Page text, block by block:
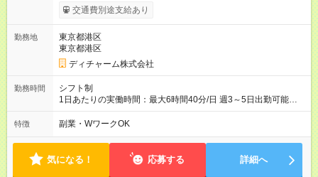
給与は本採用時と同じです。
交通費別途支給あり
勤務地
東京都港区
東京都港区
ディチャーム株式会社
勤務時間
シフト制
1日あたりの実働時間：最大6時間40分/日 週3～5日出勤可能な
方 （シフト例） 9:00～16:40（休憩1時間含む） ご希望に合わせ
て勤務終了時間はご相談可能です ※勤務地により多少の前後
特徴 副業・WワークOK
気になる！ 応募する 詳細へ